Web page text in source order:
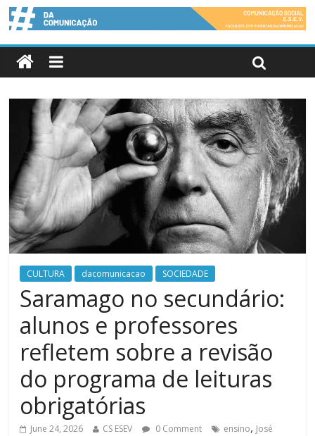
CULTURA dacomunicacao SOCIEDADE
Saramago no secundário:
alunos e professores
refletem sobre a revisão
do programa de leituras
obrigatórias
June 24, 2026 CS ESEV 0 Comment ensino, José